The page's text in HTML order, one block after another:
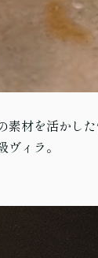
材を活かし
ィラ。